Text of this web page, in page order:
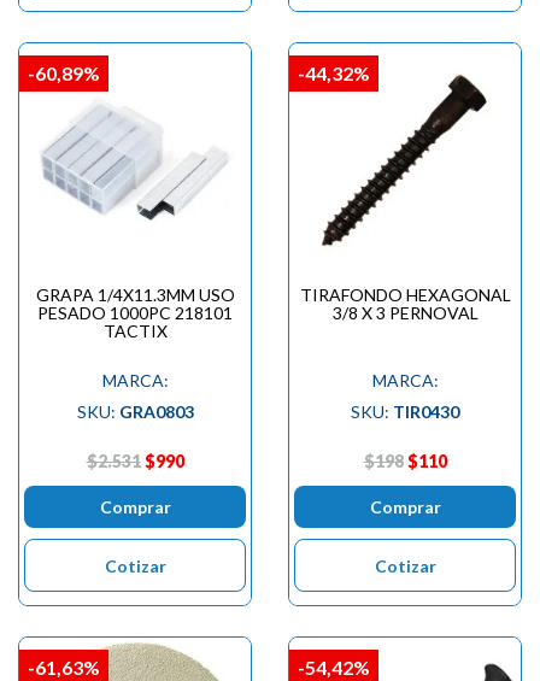
GRAPA 1/4X11.3MM USO
PESADO 1000PC 218101
TACTIX
MARCA:
SKU: GRA0803
$2.531 $990
Comprar
Cotizar
-60,89%
TIRAFONDO HEXAGONAL
3/8 X 3 PERNOVAL
MARCA:
SKU: TIR0430
$198 $110
Comprar
Cotizar
-44,32%
-61,63% -54,42%